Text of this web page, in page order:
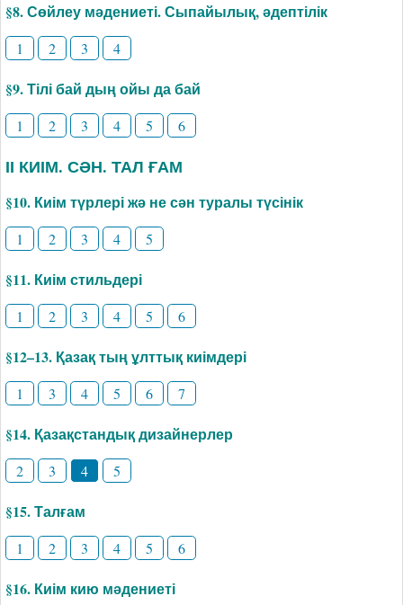
§8. Сөйлеу мәдениеті. Сыпайылық, әдептілік
1 2 3 4
§9. Тілі бай дың ойы да бай
1 2 3 4 5 6
ІІ КИІМ. СӘН. ТАЛ ҒАМ
§10. Киім түрлері жә не сән туралы түсінік
1 2 3 4 5
§11. Киім стильдері
1 2 3 4 5 6
§12–13. Қазақ тың ұлттық киімдері
1 3 4 5 6 7
§14. Қазақстандық дизайнерлер
2 3 4 5
§15. Талғам
1 2 3 4 5 6
§16. Киім кию мәдениеті